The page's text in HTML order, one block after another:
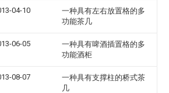
04-10
一种具有左右放置格的多
功能茶几
06-05
一种具有啤酒插置格的多
功能酒柜
08-07
一种具有支撑柱的桥式茶
几